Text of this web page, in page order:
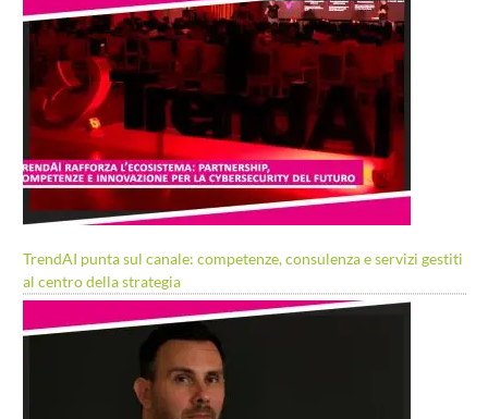
TrendAI punta sul canale: competenze, consulenza e servizi gestiti
al centro della strategia